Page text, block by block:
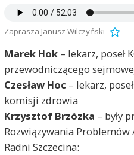
Zaprasza Janusz Wilczyński
Marek Hok– lekarz, poseł
przewodniczącego
Czesław Hoc – lekarz,
komisji zdrowia
Krzysztof Brzózka – były
Rozwiązywania
Radni Szczecina: